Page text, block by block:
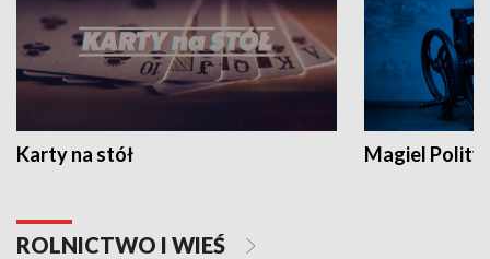
Karty na stół Magiel
ROLNICTWO I WIEŚ